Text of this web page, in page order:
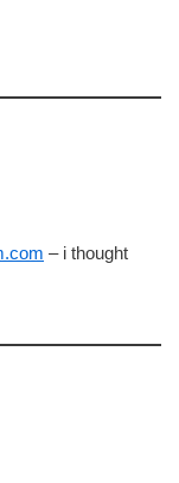
– i thought